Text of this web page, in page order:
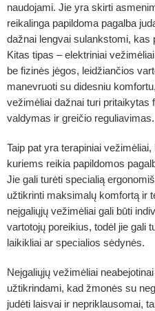
naudojami. Jie yra skirti
reikalinga papildoma pagalba
dažnai lengvai sulankstomi, kas
Kitas tipas – elektriniai
be fizinės jėgos, leidžiančios
manevruoti su didesniu
vežimėliai dažnai turi pritaikytas
valdymas ir greičio reguliavimas.
Taip pat yra terapiniai
kuriems reikia papildomos
Jie gali turėti specialią
užtikrinti maksimalų komfortą ir
neįgaliųjų vežimėliai gali būti
vartotojų poreikius, todėl jie gali
laikikliai ar specialios sėdynės.
Neįgaliųjų vežimėliai
užtikrindami, kad žmonės su
judėti laisvai ir nepriklausomai,